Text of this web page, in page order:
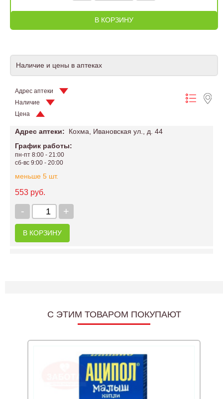
В КОРЗИНУ
Наличие и цены в аптеках
Адрес аптеки
Наличие
Цена
Адрес аптеки:
Кохма, Ивановская ул., д. 44
График работы:
пн-пт 8:00 - 21:00
сб-вс 9:00 - 20:00
меньше 5 шт.
553 руб.
+
-
В КОРЗИНУ
C ЭТИМ ТОВАРОМ ПОКУПАЮТ